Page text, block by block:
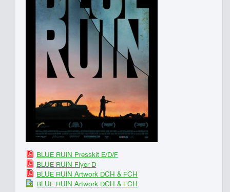
BLUE RUIN Presskit E/D/F
BLUE RUIN Flyer D
BLUE RUIN Artwork DCH & FCH
BLUE RUIN Artwork DCH & FCH